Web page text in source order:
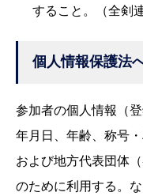
すること。（全剣
個人情報保護法
参加者の個人情報（
年月日、年齢、称号
および地方代表団体
のために利用する。